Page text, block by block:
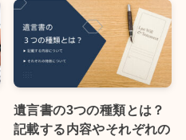
遺言書の3つの種類とは？
記載する内容やそれぞれの